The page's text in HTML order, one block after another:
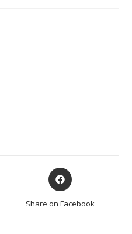
Share on Facebook